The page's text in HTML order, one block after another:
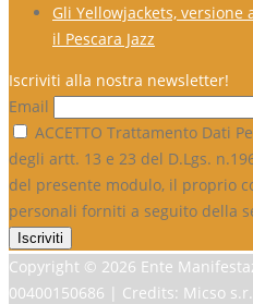
Gli Yellowjackets,
il Pescara Jazz
Iscriviti alla nostra newsletter!
Email
ACCETTO Trattamento Dati
degli artt. 13 e 23 del D.Lgs.
del presente modulo, il proprio
personali forniti a seguito della
Copyright © 2026 Ente
00400150686 | Credits: Micso